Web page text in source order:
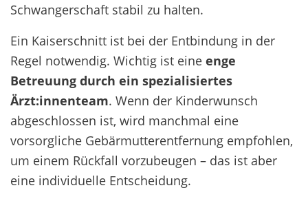
Schwangerschaft stabil zu halten.
Ein Kaiserschnitt ist bei der Entbindung in der
Regel notwendig. Wichtig ist eine enge
Betreuung durch ein spezialisiertes
Ärzt:innenteam. Wenn der Kinderwunsch
abgeschlossen ist, wird manchmal eine
vorsorgliche Gebärmutterentfernung empfohlen,
um einem Rückfall vorzubeugen – das ist aber
eine individuelle Entscheidung.